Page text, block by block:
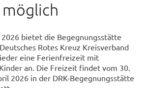
bietet die Begegnungsstätte
Rotes Kreuz Kreisverband
eine Ferienfreizeit mit
an. Die Freizeit findet vom 30.
2026 in der DRK-Begegnungsstätte